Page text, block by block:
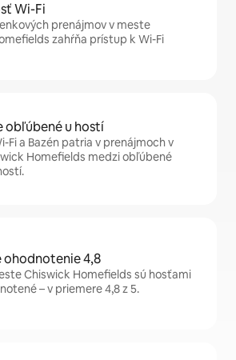
Wi-Fi
prenájmov v meste
zahŕňa prístup k Wi-Fi
obľúbené u hostí
Fi a Bazén patria v prenájmoch v
Homefields medzi obľúbené
ohodnotenie 4,8
Chiswick Homefields sú hosťami
– v priemere 4,8 z 5.